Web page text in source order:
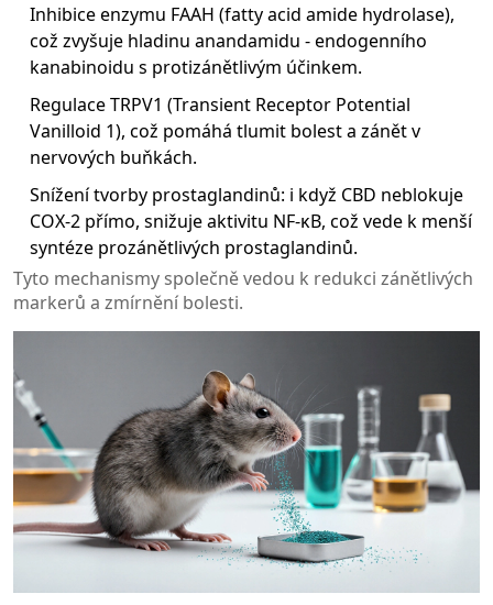
Inhibice enzymu FAAH (fatty acid amide hydrolase),
což zvyšuje hladinu anandamidu - endogenního
kanabinoidu s protizánětlivým účinkem.
Regulace TRPV1 (Transient Receptor Potential
Vanilloid 1), což pomáhá tlumit bolest a zánět v
nervových buňkách.
Snížení tvorby prostaglandinů: i když CBD neblokuje
COX‑2 přímo, snižuje aktivitu NF‑κB, což vede k menší
syntéze prozánětlivých prostaglandinů.
Tyto mechanismy společně vedou k redukci zánětlivých
markerů a zmírnění bolesti.